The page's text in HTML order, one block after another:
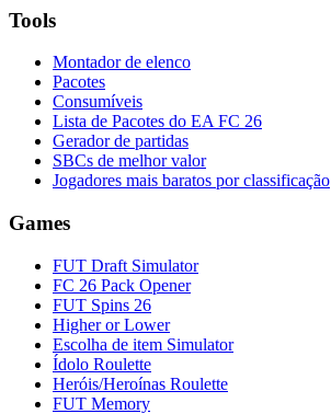
Tools
Montador de elenco
Pacotes
Consumíveis
Lista de Pacotes do EA FC 26
Gerador de partidas
SBCs de melhor valor
Jogadores mais baratos por classificação
Games
FUT Draft Simulator
FC 26 Pack Opener
FUT Spins 26
Higher or Lower
Escolha de item Simulator
Ídolo Roulette
Heróis/Heroínas Roulette
FUT Memory